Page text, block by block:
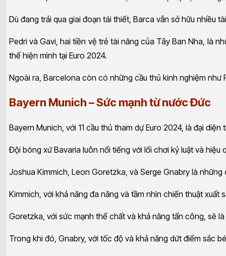
Dù đang trải qua giai đoạn tái thiết, Barca vẫn sở hữu nhiều
Pedri và Gavi, hai tiền vệ trẻ tài năng của Tây Ban Nha, là
thể hiện mình tại Euro 2024.
Ngoài ra, Barcelona còn có những cầu thủ kinh nghiệm như
Bayern Munich – Sức mạnh từ nước Đức
Bayern Munich, với 11 cầu thủ tham dự Euro 2024, là đại
Đội bóng xứ Bavaria luôn nổi tiếng với lối chơi kỷ luật và
Joshua Kimmich, Leon Goretzka, và Serge Gnabry là
Kimmich, với khả năng đa năng và tầm nhìn chiến thuật
Goretzka, với sức mạnh thể chất và khả năng tấn công, sẽ
Trong khi đó, Gnabry, với tốc độ và khả năng dứt điểm sắc